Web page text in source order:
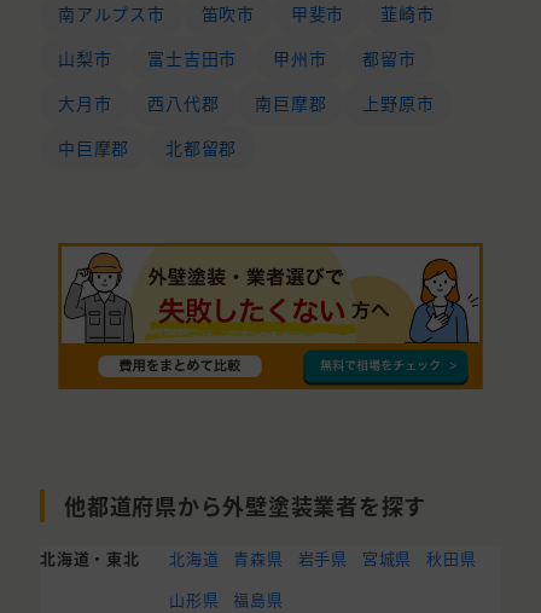
南アルプス市
笛吹市 甲斐市
韮崎市
山梨市
富士吉田市 甲州市
都留市
大月市
西八代郡 南巨摩郡
上野原市
中巨摩郡
北都留郡
他都道府県から外壁塗装業者を探す
北海道・東北 北海道 青森県 岩手県 宮城県
秋田県
山形県
福島県